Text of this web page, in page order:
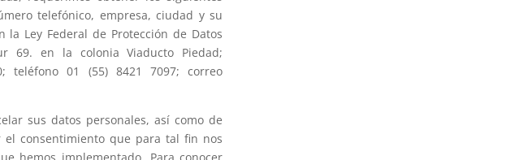
telefónico, empresa, ciudad y su
Ley Federal de Protección de Datos
69. en la colonia Viaducto Piedad;
teléfono 01 (55) 8421 7097; correo
sus datos personales, así como de
consentimiento que para tal fin nos
hemos implementado. Para conocer